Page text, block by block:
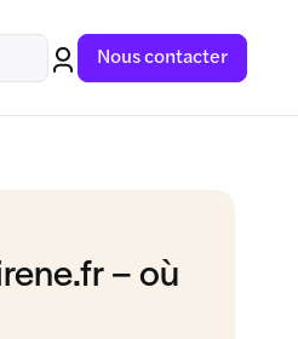
Nous contacter
– où